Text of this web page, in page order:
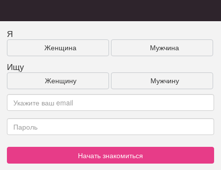
Я
Женщина Мужчина
Ищу
Женщину Мужчину
Начать знакомиться